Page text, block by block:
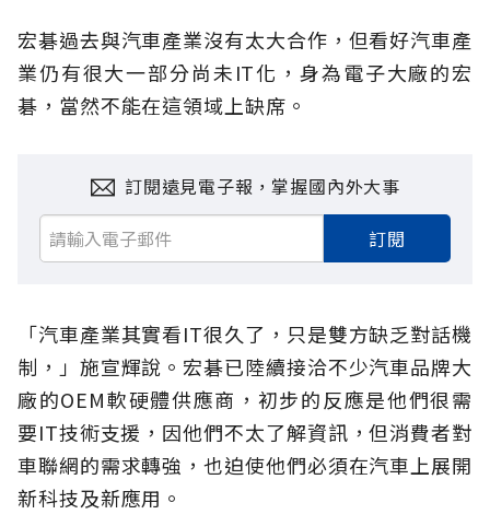
宏碁過去與汽車產業沒有太大合作，但看好汽車產
業仍有很大一部分尚未IT化，身為電子大廠的宏
碁，當然不能在這領域上缺席。
訂閱遠見電子報，掌握國內外大事
訂閱
「汽車產業其實看IT很久了，只是雙方缺乏對話機
制，」施宣輝說。宏碁已陸續接洽不少汽車品牌大
廠的OEM軟硬體供應商，初步的反應是他們很需
要IT技術支援，因他們不太了解資訊，但消費者對
車聯網的需求轉強，也迫使他們必須在汽車上展開
新科技及新應用。